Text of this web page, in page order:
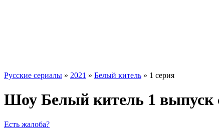
Русские сериалы » 2021 » Белый китель » 1 серия
Шоу Белый китель 1 выпуск
Есть жалоба?